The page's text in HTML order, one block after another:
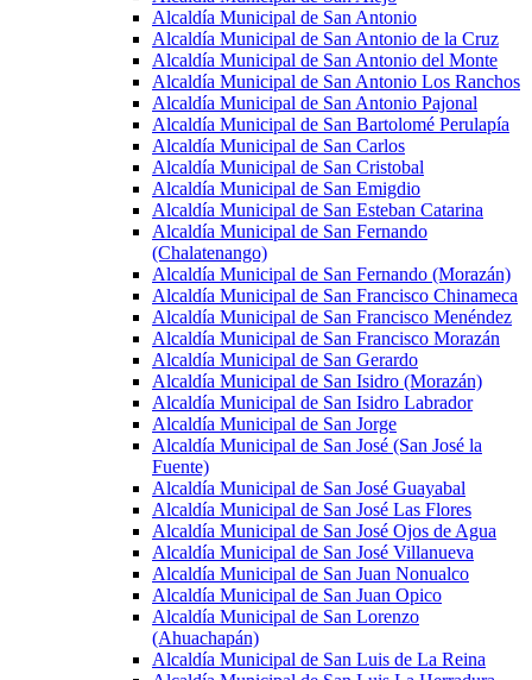
Alcaldía Municipal de San Antonio
Alcaldía Municipal de San Antonio de la Cruz
Alcaldía Municipal de San Antonio del Monte
Alcaldía Municipal de San Antonio Los Ranchos
Alcaldía Municipal de San Antonio Pajonal
Alcaldía Municipal de San Bartolomé Perulapía
Alcaldía Municipal de San Carlos
Alcaldía Municipal de San Cristobal
Alcaldía Municipal de San Emigdio
Alcaldía Municipal de San Esteban Catarina
Alcaldía Municipal de San Fernando
(Chalatenango)
Alcaldía Municipal de San Fernando (Morazán)
Alcaldía Municipal de San Francisco Chinameca
Alcaldía Municipal de San Francisco Menéndez
Alcaldía Municipal de San Francisco Morazán
Alcaldía Municipal de San Gerardo
Alcaldía Municipal de San Isidro (Morazán)
Alcaldía Municipal de San Isidro Labrador
Alcaldía Municipal de San Jorge
Alcaldía Municipal de San José (San José la
Fuente)
Alcaldía Municipal de San José Guayabal
Alcaldía Municipal de San José Las Flores
Alcaldía Municipal de San José Ojos de Agua
Alcaldía Municipal de San José Villanueva
Alcaldía Municipal de San Juan Nonualco
Alcaldía Municipal de San Juan Opico
Alcaldía Municipal de San Lorenzo
(Ahuachapán)
Alcaldía Municipal de San Luis de La Reina